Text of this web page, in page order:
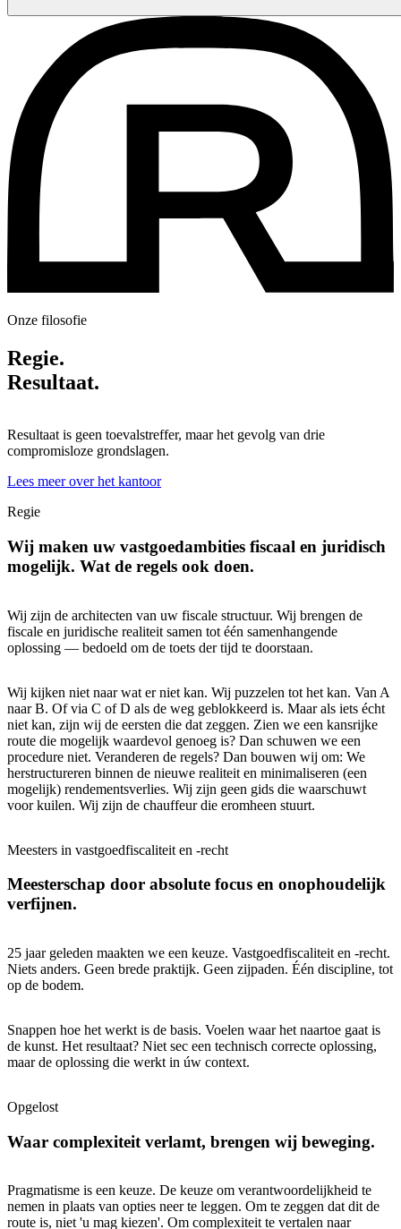
Onze filosofie
Regie.
Resultaat.
Resultaat is geen toevalstreffer, maar het gevolg van drie
compromisloze grondslagen.
Lees meer over het kantoor
Regie
Wij maken uw vastgoedambities fiscaal en juridisch
mogelijk. Wat de regels ook doen.
Wij zijn de architecten van uw fiscale structuur. Wij brengen de
fiscale en juridische realiteit samen tot één samenhangende
oplossing — bedoeld om de toets der tijd te doorstaan.
Wij kijken niet naar wat er niet kan. Wij puzzelen tot het kan. Van A
naar B. Of via C of D als de weg geblokkeerd is. Maar als iets écht
niet kan, zijn wij de eersten die dat zeggen. Zien we een kansrijke
route die mogelijk waardevol genoeg is? Dan schuwen we een
procedure niet. Veranderen de regels? Dan bouwen wij om: We
herstructureren binnen de nieuwe realiteit en minimaliseren (een
mogelijk) rendementsverlies. Wij zijn geen gids die waarschuwt
voor kuilen. Wij zijn de chauffeur die eromheen stuurt.
Meesters in vastgoedfiscaliteit en -recht
Meesterschap door absolute focus en onophoudelijk
verfijnen.
25 jaar geleden maakten we een keuze. Vastgoedfiscaliteit en -recht.
Niets anders. Geen brede praktijk. Geen zijpaden. Één discipline, tot
op de bodem.
Snappen hoe het werkt is de basis. Voelen waar het naartoe gaat is
de kunst. Het resultaat? Niet sec een technisch correcte oplossing,
maar de oplossing die werkt in úw context.
Opgelost
Waar complexiteit verlamt, brengen wij beweging.
Pragmatisme is een keuze. De keuze om verantwoordelijkheid te
nemen in plaats van opties neer te leggen. Om te zeggen dat dit de
route is, niet 'u mag kiezen'. Om complexiteit te vertalen naar